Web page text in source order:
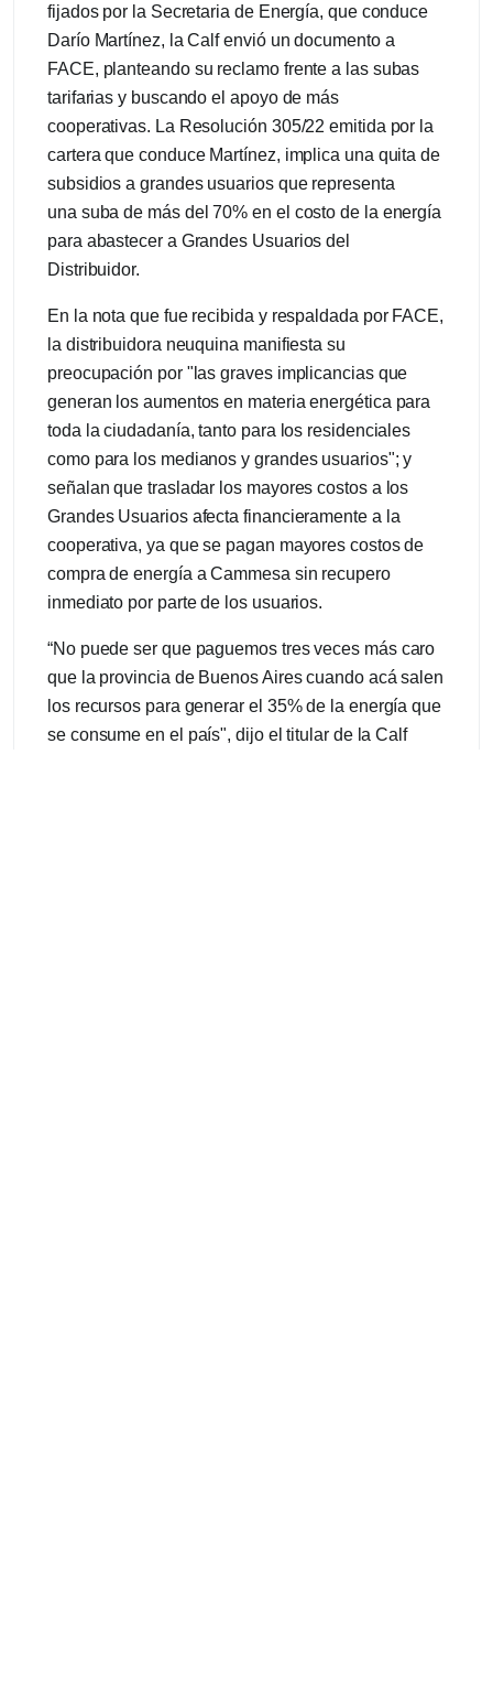
fijados por la Secretaria de Energía, que conduce
Darío Martínez, la Calf envió un documento a
FACE, planteando su reclamo frente a las subas
tarifarias y buscando el apoyo de más
cooperativas. La Resolución 305/22 emitida por la
cartera que conduce Martínez, implica una quita de
subsidios a grandes usuarios que representa
una suba de más del 70% en el costo de la energía
para abastecer a Grandes Usuarios del
Distribuidor.
En la nota que fue recibida y respaldada por FACE,
la distribuidora neuquina manifiesta su
preocupación por "las graves implicancias que
generan los aumentos en materia energética para
toda la ciudadanía, tanto para los residenciales
como para los medianos y grandes usuarios"; y
señalan que trasladar los mayores costos a los
Grandes Usuarios afecta financieramente a la
cooperativa, ya que se pagan mayores costos de
compra de energía a Cammesa sin recupero
inmediato por parte de los usuarios.
“No puede ser que paguemos tres veces más caro
que la provincia de Buenos Aires cuando acá salen
los recursos para generar el 35% de la energía que
se consume en el país", dijo el titular de la Calf